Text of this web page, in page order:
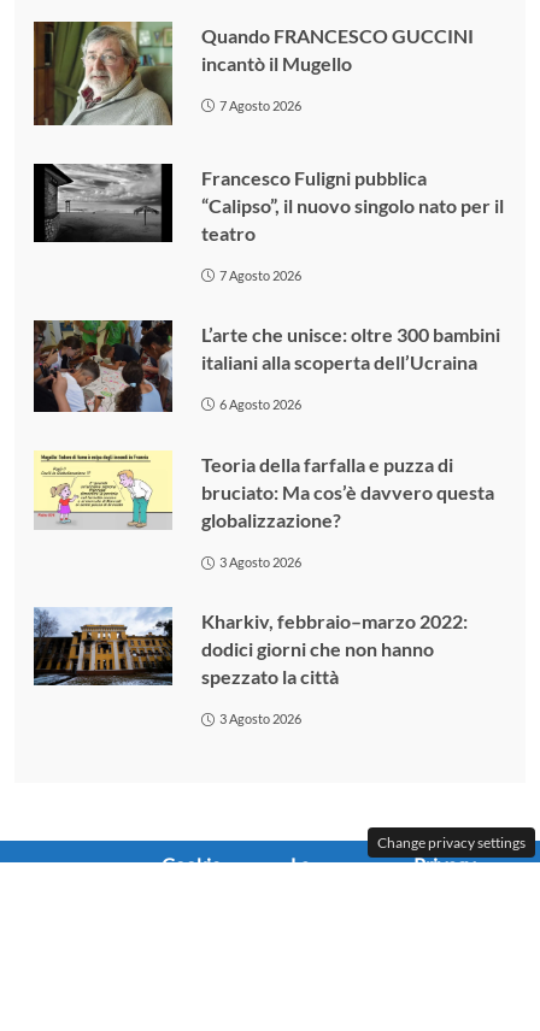
Quando FRANCESCO GUCCINI
incantò il Mugello
7 Agosto 2026
Francesco Fuligni pubblica
“Calipso”, il nuovo singolo nato per il
teatro
7 Agosto 2026
L’arte che unisce: oltre 300 bambini
italiani alla scoperta dell’Ucraina
6 Agosto 2026
Teoria della farfalla e puzza di
bruciato: Ma cos’è davvero questa
globalizzazione?
3 Agosto 2026
Kharkiv, febbraio–marzo 2022:
dodici giorni che non hanno
spezzato la città
3 Agosto 2026
Cookie
La
Privacy
Change privacy settings